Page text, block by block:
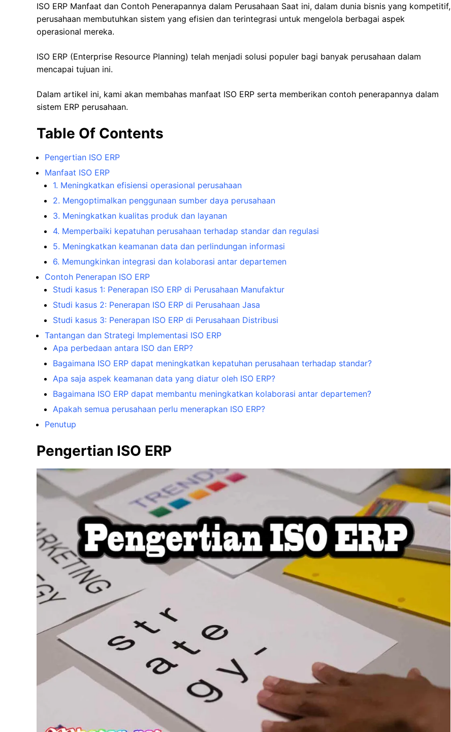
ISO ERP Manfaat dan Contoh Penerapannya dalam Perusahaan Saat ini, dalam dunia bisnis yang kompetitif,
perusahaan membutuhkan sistem yang efisien dan terintegrasi untuk mengelola berbagai aspek
operasional mereka.
ISO ERP (Enterprise Resource Planning) telah menjadi solusi populer bagi banyak perusahaan dalam
mencapai tujuan ini.
Dalam artikel ini, kami akan membahas manfaat ISO ERP serta memberikan contoh penerapannya dalam
sistem ERP perusahaan.
Table Of Contents
Pengertian ISO ERP
Manfaat ISO ERP
1. Meningkatkan efisiensi operasional perusahaan
2. Mengoptimalkan penggunaan sumber daya perusahaan
3. Meningkatkan kualitas produk dan layanan
4. Memperbaiki kepatuhan perusahaan terhadap standar dan regulasi
5. Meningkatkan keamanan data dan perlindungan informasi
6. Memungkinkan integrasi dan kolaborasi antar departemen
Contoh Penerapan ISO ERP
Studi kasus 1: Penerapan ISO ERP di Perusahaan Manufaktur
Studi kasus 2: Penerapan ISO ERP di Perusahaan Jasa
Studi kasus 3: Penerapan ISO ERP di Perusahaan Distribusi
Tantangan dan Strategi Implementasi ISO ERP
Apa perbedaan antara ISO dan ERP?
Bagaimana ISO ERP dapat meningkatkan kepatuhan perusahaan terhadap standar?
Apa saja aspek keamanan data yang diatur oleh ISO ERP?
Bagaimana ISO ERP dapat membantu meningkatkan kolaborasi antar departemen?
Apakah semua perusahaan perlu menerapkan ISO ERP?
Penutup
Pengertian ISO ERP